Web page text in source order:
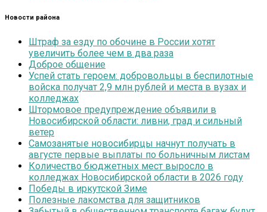
Новости района
Штраф за езду по обочине в России хотят
увеличить более чем в два раза
Доброе общение
Успей стать героем: добровольцы в беспилотные
войска получат 2,9 млн рублей и места в вузах и
колледжах
Штормовое предупреждение объявили в
Новосибирской области: ливни, град и сильный
ветер
Самозанятые новосибирцы начнут получать в
августе первые выплаты по больничным листам
Количество бюджетных мест выросло в
колледжах Новосибирской области в 2026 году
Победы в иркутской Зиме
Полезные лакомства для защитников